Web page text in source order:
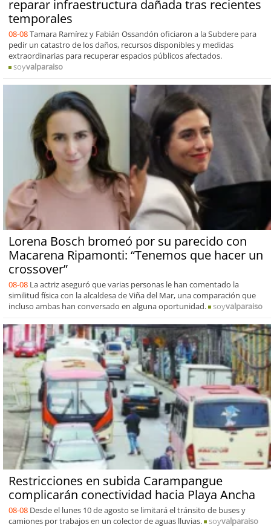
reparar infraestructura dañada tras recientes
temporales
08-08Tamara Ramírez y Fabián Ossandón oficiaron a la Subdere para
pedir un catastro de los daños, recursos disponibles y medidas
extraordinarias para recuperar espacios públicos afectados.
soyvalparaiso
Lorena Bosch bromeó por su parecido con
Macarena Ripamonti: “Tenemos que hacer un
crossover”
08-08 La actriz aseguró que varias personas le han comentado la
similitud física con la alcaldesa de Viña del Mar, una comparación que
incluso ambas han conversado en alguna oportunidad.
soyvalparaiso
Restricciones en subida Carampangue
complicarán conectividad hacia Playa Ancha
08-08 Desde el lunes 10 de agosto se limitará el tránsito de buses y
camiones por trabajos en un colector de aguas lluvias.
soyvalparaiso